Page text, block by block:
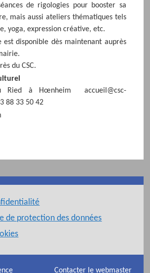
de rigologies pour booster sa
mais aussi ateliers thématiques tels
yoga, expression créative, etc.
est disponible dès maintenant auprès
du CSC.
Ried à Hœnheim
accueil@csc-
88 33 50 42
de protection des données
Contacter le webmaster